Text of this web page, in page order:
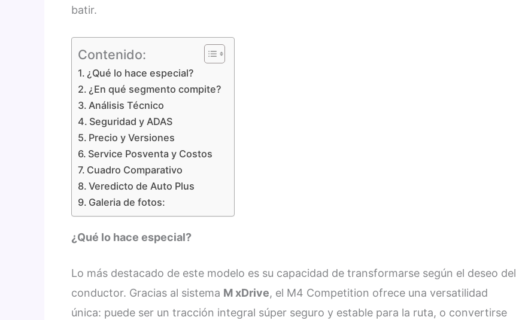
batir.
Contenido:
¿Qué lo hace especial?
¿En qué segmento compite?
Análisis Técnico
Seguridad y ADAS
Precio y Versiones
Service Posventa y Costos
Cuadro Comparativo
Veredicto de Auto Plus
Galeria de fotos:
¿Qué lo hace especial?
Lo más destacado de este modelo es su capacidad de transformarse según el deseo del
conductor. Gracias al sistema M xDrive, el M4 Competition ofrece una versatilidad
única: puede ser un tracción integral súper seguro y estable para la ruta, o convertirse